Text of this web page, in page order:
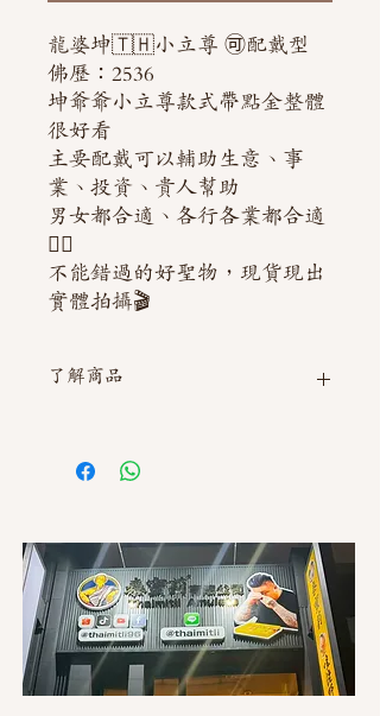
龍婆坤🇹🇭小立尊 🉑配戴型
佛歷：2536
坤爺爺小立尊款式帶點金整體
很好看
主要配戴可以輔助生意、事
業、投資、貴人幫助
男女都合適、各行各業都合適
👍🏻
不能錯過的好聖物，現貨現出
實體拍攝🎬
了解商品